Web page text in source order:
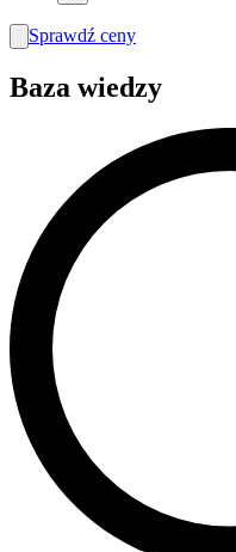
search
Sprawdź ceny
Baza wiedzy